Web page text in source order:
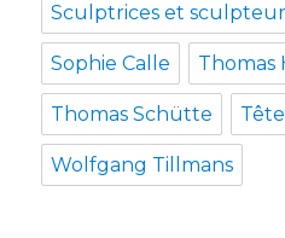
Sculptrices et
Sophie Calle Thomas
Thomas Schütte
Wolfgang Tillmans